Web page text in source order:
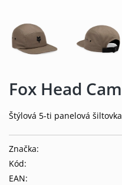
Fox Head
Štýlová 5-ti panelová
Značka:
Kód:
EAN: